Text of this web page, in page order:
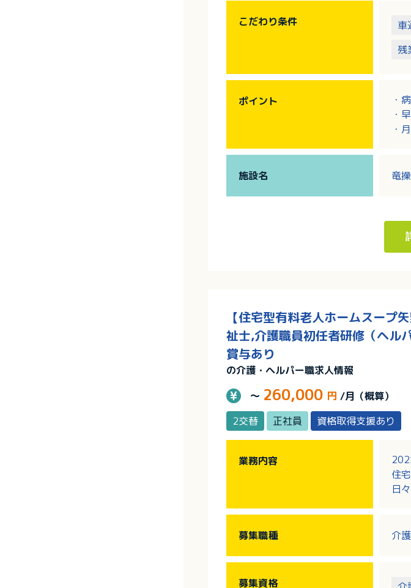
こだわり条件 車
残
ポイント
・
・
・
・
施設名 竜
【住宅型有料老人ホームスー
祉士,介護職員初任者研修（ヘル
賞与あり
の介護・ヘルパー職求人情報
～ 260,000 円 /月（概算）
2交替
正社員 資格取得支援あり
業務内容
住
日
ン
募集職種 介
募集資格